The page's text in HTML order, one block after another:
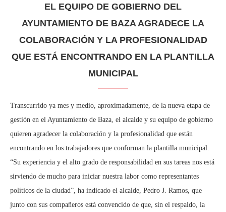
EL EQUIPO DE GOBIERNO DEL
AYUNTAMIENTO DE BAZA AGRADECE LA
COLABORACIÓN Y LA PROFESIONALIDAD
QUE ESTÁ ENCONTRANDO EN LA PLANTILLA
MUNICIPAL
Transcurrido ya mes y medio, aproximadamente, de la nueva etapa de
gestión en el Ayuntamiento de Baza, el alcalde y su equipo de gobierno
quieren agradecer la colaboración y la profesionalidad que están
encontrando en los trabajadores que conforman la plantilla municipal.
“Su experiencia y el alto grado de responsabilidad en sus tareas nos está
sirviendo de mucho para iniciar nuestra labor como representantes
políticos de la ciudad”, ha indicado el alcalde, Pedro J. Ramos, que
junto con sus compañeros está convencido de que, sin el respaldo, la